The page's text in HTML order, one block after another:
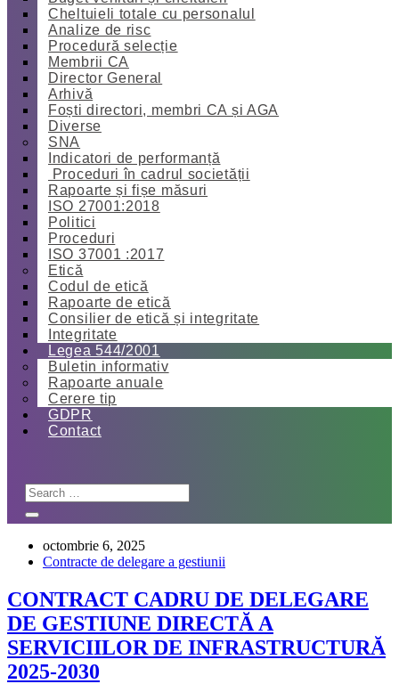
Cheltuieli totale cu personalul
Analize de risc
Procedură selecție
Membrii CA
Director General
Arhivă
Foști directori, membri CA și AGA
Diverse
SNA
Indicatori de performanță
Proceduri în cadrul societății
Rapoarte și fișe măsuri
ISO 27001:2018
Politici
Proceduri
ISO 37001 :2017
Etică
Codul de etică
Rapoarte de etică
Consilier de etică și integritate
Integritate
Legea 544/2001
Buletin informativ
Rapoarte anuale
Cerere tip
GDPR
Contact
octombrie 6, 2025
Contracte de delegare a gestiunii
CONTRACT CADRU DE DELEGARE
DE GESTIUNE DIRECTĂ A
SERVICIILOR DE INFRASTRUCTURĂ
2025-2030